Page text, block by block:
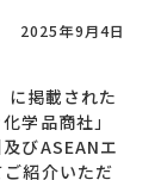
2025年9月4日
掲載された
学品商社」
びASEANエ
紹介いただ